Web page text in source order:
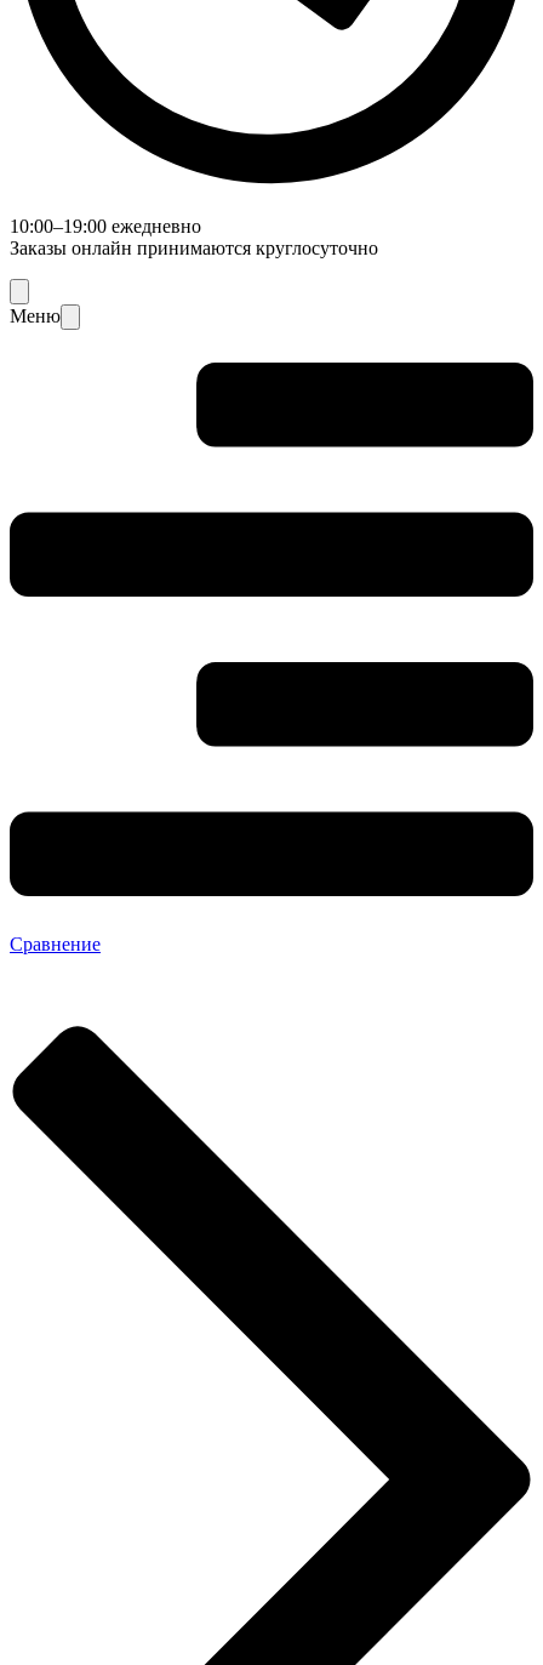
10:00–19:00 ежедневно
Заказы онлайн принимаются круглосуточно
Меню
Сравнение